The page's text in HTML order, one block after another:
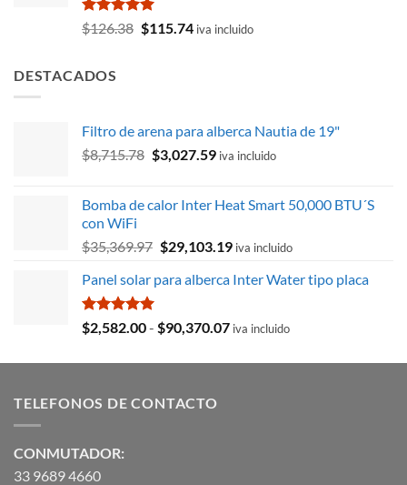
Valorado
con
$126.38 El
$115.74Eliva incluido
DESTACADOS
Filtro de arena para alberca Nautia de 19"
$8,715.78 El
era:
$3,027.59El
es:
iva incluido
Bomba de calor Inter Heat Smart 50,000 BTU´S
con WiFi
$35,369.97 El
original
$35,369.97.
$29,103.19El
actual
$29,103.19.
iva incluido
Panel solar para alberca Inter Water tipo placa
Valorado
con
$2,582.00- $90,370.07Rango
precios:
iva incluido
TELEFONOS DE CONTACTO
CONMUTADOR:
33 9689 4660